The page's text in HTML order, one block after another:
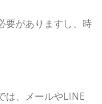
要がありますし、時
は、メールやLINE